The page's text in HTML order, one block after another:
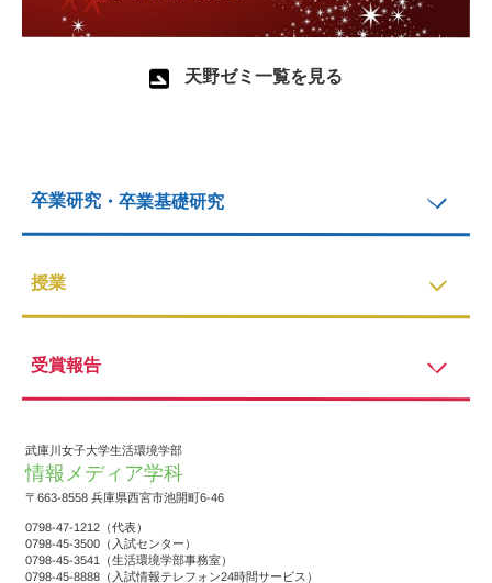
卒業研究・卒業基礎研究
授業
受賞報告
天野ゼミ一覧を見る
武庫川女子大学生活環境学部
情報メディア学科
〒663-8558 兵庫県西宮市池開町6-46
0798-47-1212（代表）
0798-45-3500（入試センター）
0798-45-3541（生活環境学部事務室）
0798-45-8888（入試情報テレフォン24時間サービス）